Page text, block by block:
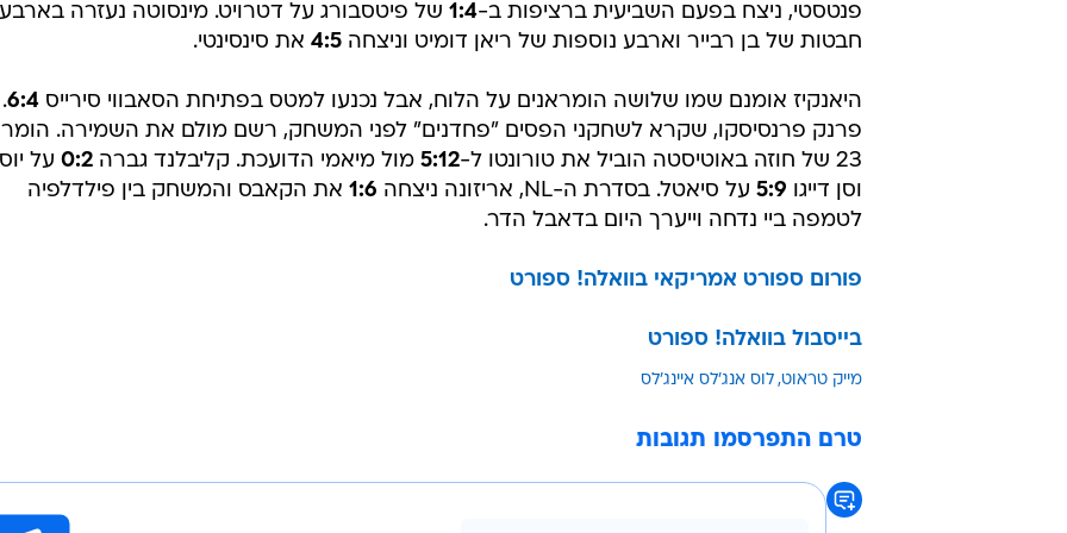
פנטסטי, ניצח בפעם השביעית ברציפות ב-1:4 של פיטסבורג על דטרויט. מינסוטה נעזרה בארבע
חבטות של בן רבייר וארבע נוספות של ריאן דומיט וניצחה 4:5 את סינסינטי.
היאנקיז אומנם שמו שלושה הומראנים על הלוח, אבל נכנעו למטס בפתיחת הסאבווי סירייס 6:4
.
פרנק פרנסיסקו, שקרא לשחקני הפסים "פחדנים" לפני המשחק, רשם מולם את השמירה.
23 של חוזה באוטיסטה הוביל את טורונטו ל-
5:12 מול מיאמי הדועכת. קליבלנד גברה 0:2 על
וסן דייגו 5:9 על סיאטל. בסדרת ה-NL, אריזונה ניצחה 1:6 את הקאבס והמשחק בין פילדלפיה
לטמפה ביי נדחה וייערך היום בדאבל הדר.
פורום ספורט אמריקאי בוואלה! ספורט
בייסבול בוואלה! ספורט
מייק טראוט לוס אנג'לס איינג'לס
טרם התפרסמו תגובות